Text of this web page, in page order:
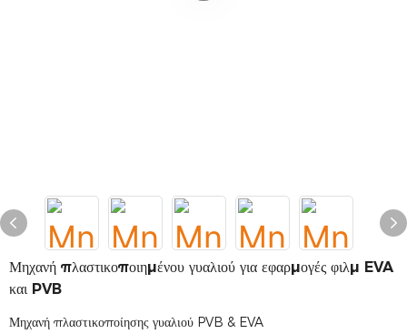
Μηχανή πλαστικοποιημένου γυαλιού για εφαρμογές φιλμ EVA
και PVB
Μηχανή πλαστικοποίησης γυαλιού PVB & EVA